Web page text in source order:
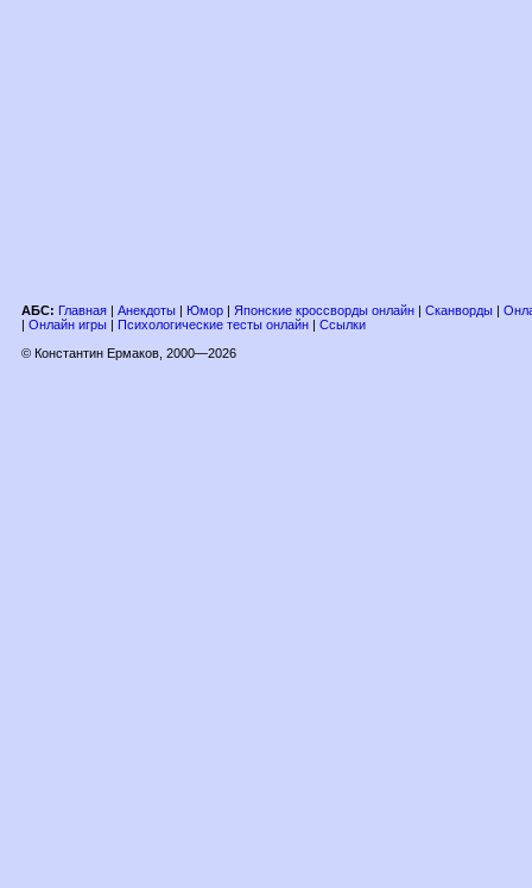
АБС: Главная | Анекдоты | Юмор | Японские кроссворды онлайн | Сканворды |
| Онлайн игры | Психологические тесты онлайн | Ссылки
© Константин Ермаков, 2000—2026